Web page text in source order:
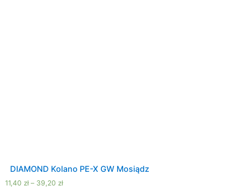
DIAMOND Kolano PE-X GW Mosiądz
11,40 zł – 39,20 zł